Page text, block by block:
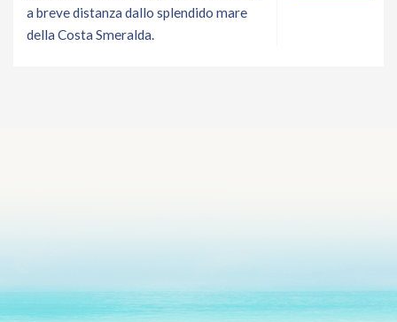
a breve distanza dallo splendido mare
della Costa Smeralda.